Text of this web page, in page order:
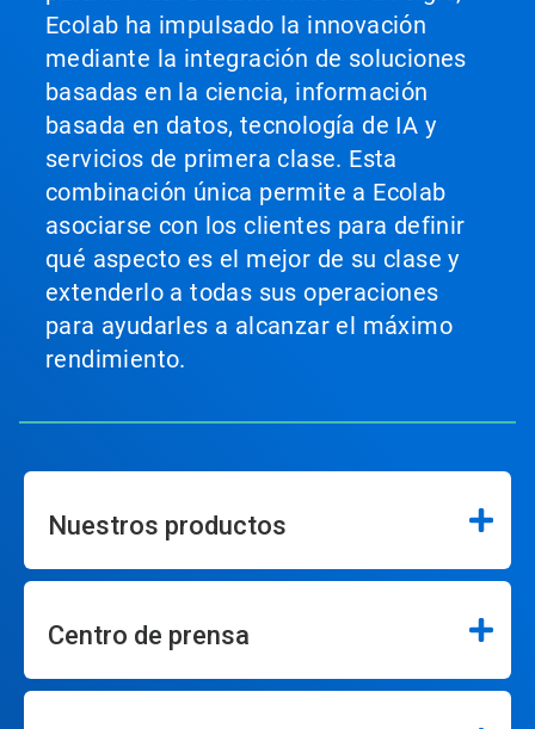
Ecolab ha impulsado la innovación
mediante la integración de soluciones
basadas en la ciencia, información
basada en datos, tecnología de IA y
servicios de primera clase. Esta
combinación única permite a Ecolab
asociarse con los clientes para definir
qué aspecto es el mejor de su clase y
extenderlo a todas sus operaciones
para ayudarles a alcanzar el máximo
rendimiento.
Nuestros productos
Centro de prensa